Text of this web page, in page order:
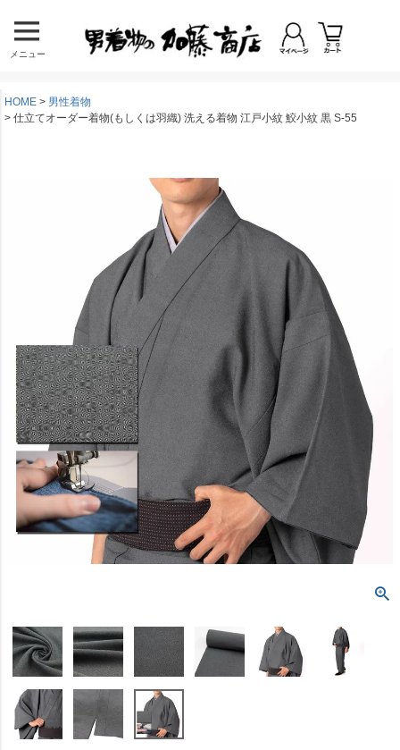
メニュー
HOME
男性着物
仕立てオーダー着物(もしくは羽織) 洗える着物 江戸小紋 鮫小紋 黒 S-55